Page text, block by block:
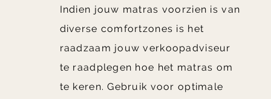
Indien jouw matras voorzien is van
diverse comfortzones is het
raadzaam jouw verkoopadviseur
te raadplegen hoe het matras om
te keren. Gebruik voor optimale